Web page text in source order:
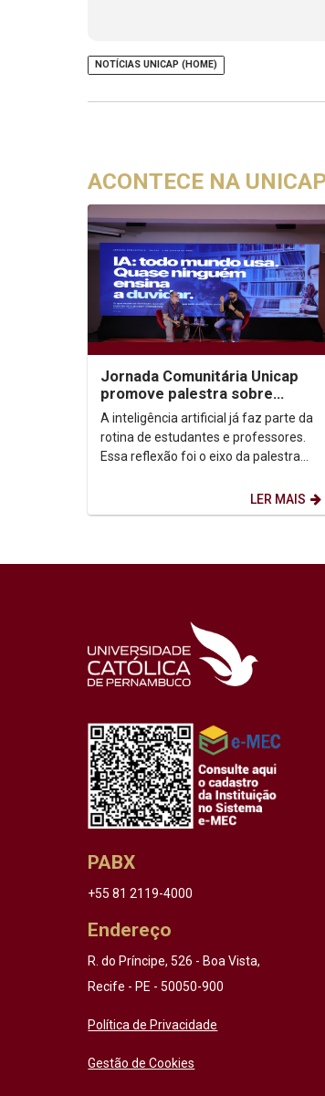
NOTÍCIAS UNICAP (HOME)
ACONTECE NA
Jornada Comunitária Unicap
promove palestra sobre
aprendizagem com uso de IA
A inteligência artificial já faz parte da
rotina de estudantes e professores.
Essa reflexão foi o eixo da palestra
LER MAIS
PABX
+55 81 2119-4000
Endereço
R. do Príncipe, 526 - Boa Vista,
Recife - PE - 50050-900
Política de Privacidade
Gestão de Cookies